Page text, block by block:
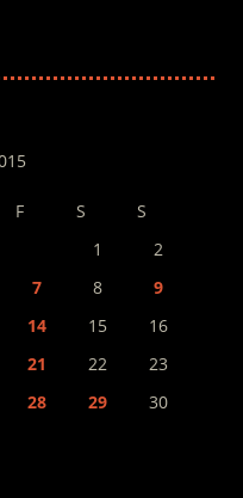
F S
S
1
2
7 8
9
14 15
16
21 22
23
28 29
30